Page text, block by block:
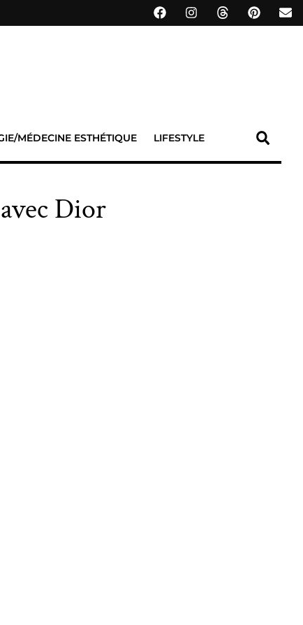
MÉDECINE ESTHÉTIQUE LIFESTYLE
Dior